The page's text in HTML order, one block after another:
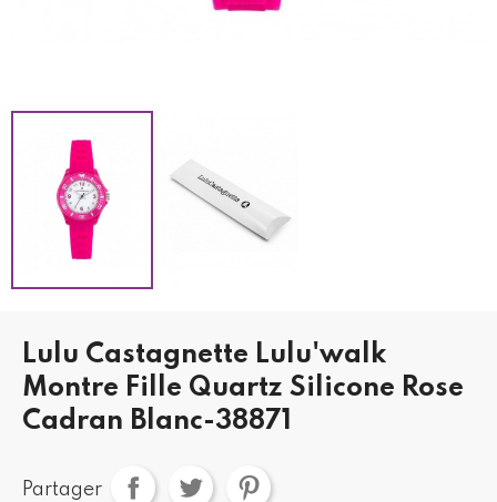
Lulu Castagnette Lulu'walk
Montre Fille Quartz Silicone Rose
Cadran Blanc-38871
Partager